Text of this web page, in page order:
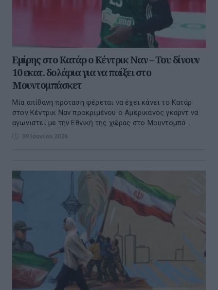
Εμίρης στο Κατάρ ο Κέντρικ Ναν – Του δίνουν
10 εκατ. δολάρια για να παίξει στο
Μουντομπάσκετ
Μία απίθανη πρόταση φέρεται να έχει κάνει το Κατάρ
στον Κέντρικ Ναν προκριμένου ο Αμερικανός γκαρντ να
αγωνιστεί με την Εθνική της χώρας στο Μουντομπά...
09 Ιουνίου 2026